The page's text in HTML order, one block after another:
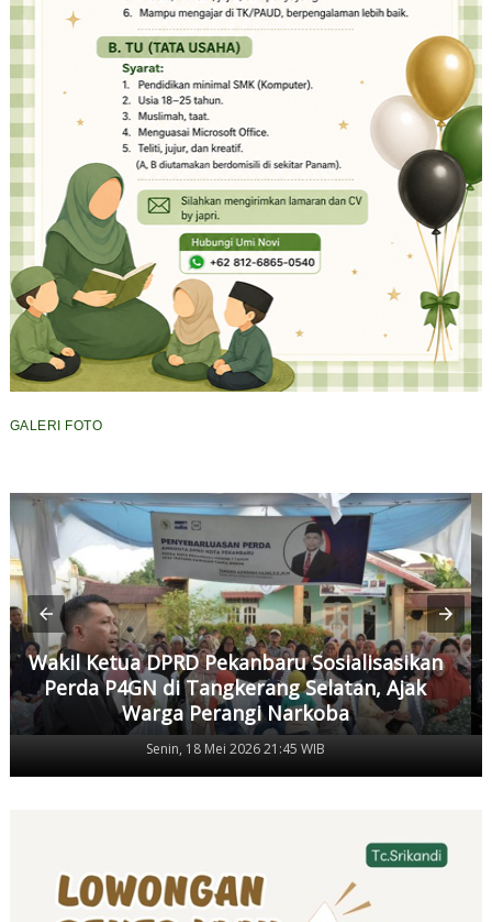
GALERI FOTO
Wakil Ketua DPRD Pekanbaru Sosialisasikan
Perda P4GN di Tangkerang Selatan, Ajak
Warga Perangi Narkoba
Senin, 18 Mei 2026 21:45 WIB